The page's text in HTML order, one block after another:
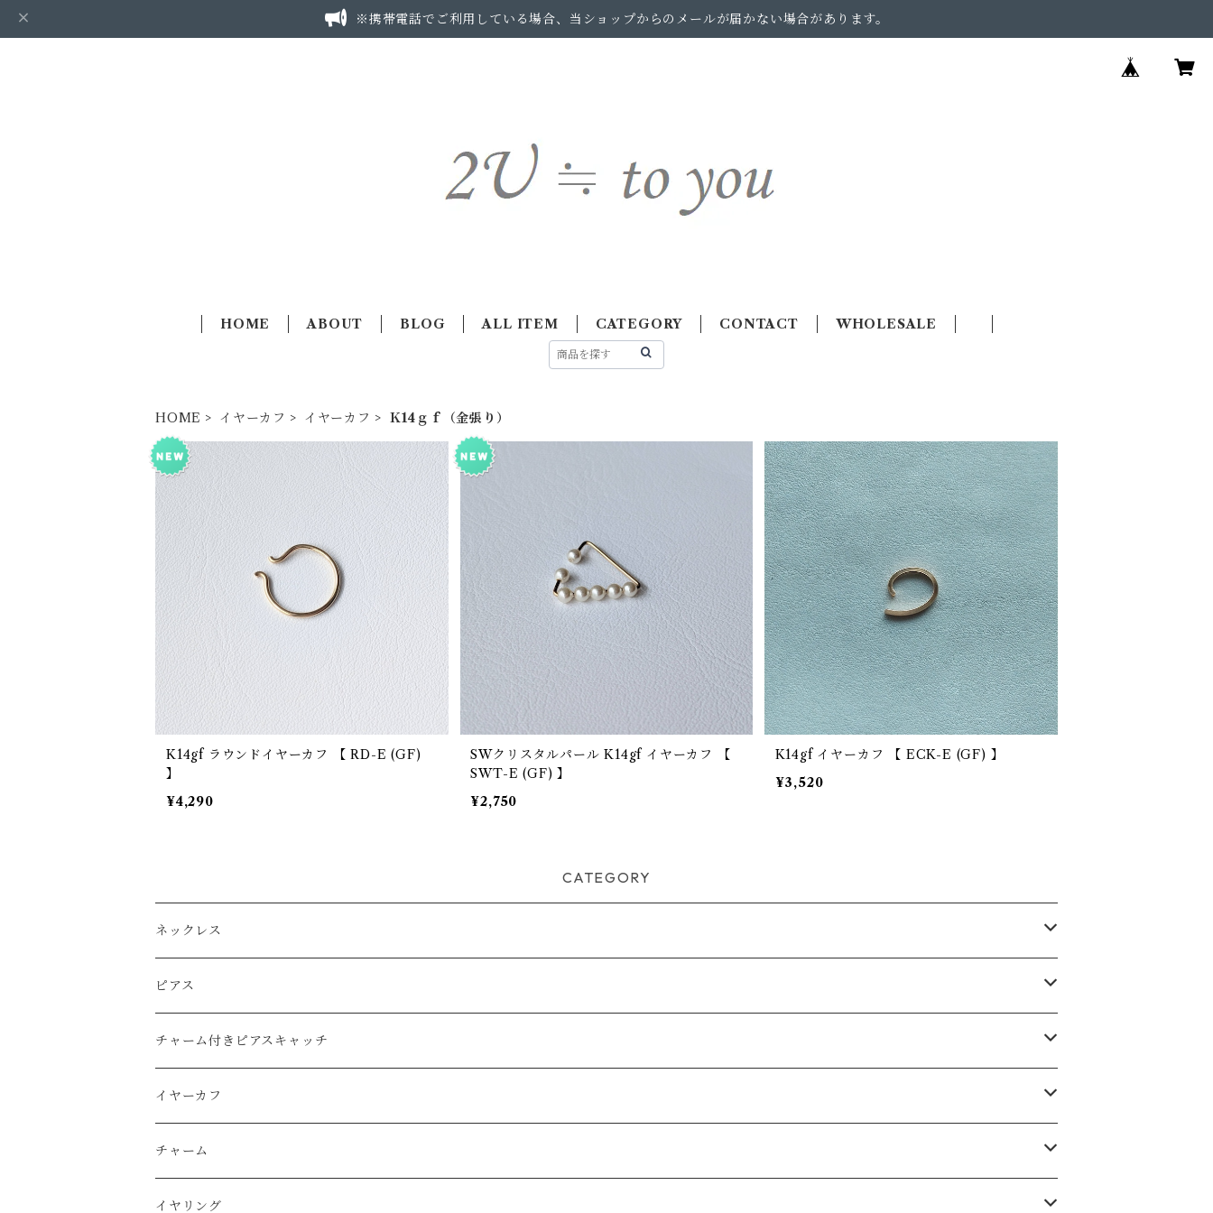
※携帯電話でご利用している場合、当ショップからのメールが届かない場合があります。
HOME ABOUT BLOG ALL ITEM CATEGORY CONTACT WHOLESALE
HOME イヤーカフ イヤーカフ Ｋ14ｇｆ（金張り）
K14gf ラウンドイヤーカフ 【 RD-E (GF)
】
¥4,290
SWクリスタルパール K14gf イヤーカフ 【
SWT-E (GF) 】
¥2,750
K14gf イヤーカフ 【 ECK-E (GF) 】
¥3,520
CATEGORY
ネックレス
Ｋ14ｇｆ（ゴールドフィルド）
天然石
純銀（925sv・AS935sv）
天然石
k10
真鍮メッキ
天然石
ピアス
Ｋ14ｇｆ（ゴールドフィルド）
天然石
スワロフスキー
純銀（925sv・AS935sv）
天然石
真鍮メッキ素材
コットンパール
スチール金メッキ素材
チャーム付きピアスキャッチ
K14gf
コットンレース
AS935sv・925sv
その他
イヤーカフ
イヤーカフ
Ｋ14ｇｆ（金張り）
イヤーカフ用チャーム
チャーム
K14gf
イヤリング